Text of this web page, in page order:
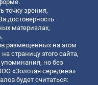
точку зрения,
достоверность
материалах,
размещенных на этом
страницу этого сайта,
упоминания, но без
«Золотая середина»
будет считаться: